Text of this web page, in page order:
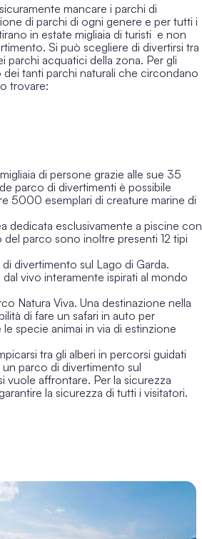
mancare i parchi di
di parchi di ogni genere e per tutti i
in estate migliaia di turisti e non
Si può scegliere di divertirsi tra
acquatici della zona. Per gli
dei tanti parchi naturali che circondano
trovare:
di persone grazie alle sue 35
parco di divertimenti è possibile
5000 esemplari di creature marine di
dedicata esclusivamente a piscine con
del parco sono inoltre presenti 12 tipi
divertimento sul Lago di Garda.
vivo interamente ispirati al mondo
Natura Viva. Una destinazione nella
di fare un safari in auto per
specie animai in via di estinzione
tra gli alberi in percorsi guidati
un parco di divertimento sul
vuole affrontare. Per la sicurezza
la sicurezza di tutti i visitatori.